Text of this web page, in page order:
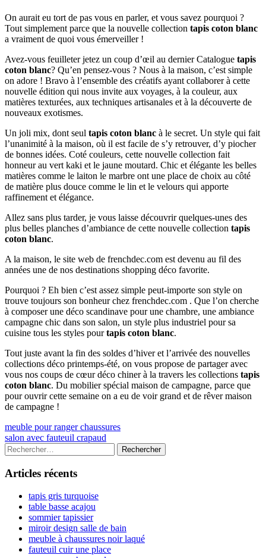
On aurait eu tort de pas vous en parler, et vous savez pourquoi ?
Tout simplement parce que la nouvelle collection tapis coton blanc
a vraiment de quoi vous émerveiller !
Avez-vous feuilleter jetez un coup d’œil au dernier Catalogue tapis
coton blanc? Qu’en pensez-vous ? Nous à la maison, c’est simple
on adore ! Bravo à l’ensemble des créatifs ayant collaborer à cette
nouvelle édition qui nous invite aux voyages, à la couleur, aux
matières texturées, aux techniques artisanales et à la découverte de
nouveaux exotismes.
Un joli mix, dont seul tapis coton blanc à le secret. Un style qui fait
l’unanimité à la maison, où il est facile de s’y retrouver, d’y piocher
de bonnes idées. Coté couleurs, cette nouvelle collection fait
honneur au vert kaki et le jaune moutard. Chic et élégante les belles
matières comme le laiton le marbre ont une place de choix au côté
de matière plus douce comme le lin et le velours qui apporte
raffinement et élégance.
Allez sans plus tarder, je vous laisse découvrir quelques-unes des
plus belles planches d’ambiance de cette nouvelle collection tapis
coton blanc.
A la maison, le site web de frenchdec.com est devenu au fil des
années une de nos destinations shopping déco favorite.
Pourquoi ? Eh bien c’est assez simple peut-importe son style on
trouve toujours son bonheur chez frenchdec.com . Que l’on cherche
à composer une déco scandinave pour une chambre, une ambiance
campagne chic dans son salon, un style plus industriel pour sa
cuisine tous les styles pourtapis coton blanc.
Tout juste avant la fin des soldes d’hiver et l’arrivée des nouvelles
collections déco printemps-été, on vous propose de partager avec
vous nos coups de cœur déco chiner à la travers les collections tapis
coton blanc. Du mobilier spécial maison de campagne, parce que
pour ouvrir cette semaine on a eu de voir grand et de rêver maison
de campagne !
Navigation
de
l’article
Previous
article:
meuble pour ranger chaussures
Next
article:
salon avec fauteuil crapaud
Colonne
latérale
principale
Rechercher :
Articles récents
tapis gris turquoise
table basse acajou
sommier tapissier
miroir design salle de bain
meuble à chaussures noir laqué
fauteuil cuir une place